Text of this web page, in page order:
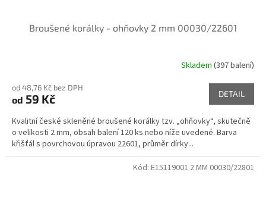
Broušené korálky - ohňovky 2 mm 00030/22601
Skladem (397 balení)
od 48,76 Kč bez DPH
od 59 Kč DETAIL
Kvalitní české skleněné broušené korálky tzv. „ohňovky“, skutečně
o velikosti 2 mm, obsah balení 120 ks nebo níže uvedené. Barva
křišťál s povrchovou úpravou 22601, průměr dírky...
Kód: E15119001 2 MM 00030/22801